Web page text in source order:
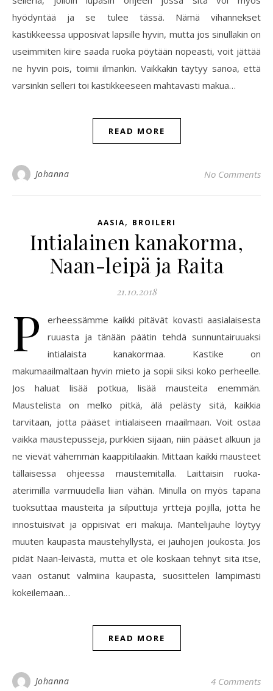
hyödyntää ja se tulee tässä. Nämä vihannekset
kastikkeessa upposivat lapsille hyvin, mutta jos sinullakin on
useimmiten kiire saada ruoka pöytään nopeasti, voit jättää
ne hyvin pois, toimii ilmankin. Vaikkakin täytyy sanoa, että
varsinkin selleri toi kastikkeeseen mahtavasti makua…
READ MORE
Johanna No Comments
AASIA, BROILERI
Intialainen kanakorma,
Naan-leipä ja Raita
21.10.2018
P
erheessämme kaikki pitävät kovasti aasialaisesta
ruuasta ja tänään päätin tehdä sunnuntairuuaksi
intialaista kanakormaa. Kastike on
makumaailmaltaan hyvin mieto ja sopii siksi koko perheelle.
Jos haluat lisää potkua, lisää mausteita enemmän.
Maustelista on melko pitkä, älä pelästy sitä, kaikkia
tarvitaan, jotta pääset intialaiseen maailmaan. Voit ostaa
vaikka maustepusseja, purkkien sijaan, niin pääset alkuun ja
ne vievät vähemmän kaappitilaakin. Mittaan kaikki mausteet
tällaisessa ohjeessa maustemitalla. Laittaisin ruoka-
aterimilla varmuudella liian vähän. Minulla on myös tapana
tuoksuttaa mausteita ja silputtuja yrttejä pojilla, jotta he
innostuisivat ja oppisivat eri makuja. Mantelijauhe löytyy
muuten kaupasta maustehyllystä, ei jauhojen joukosta. Jos
pidät Naan-leivästä, mutta et ole koskaan tehnyt sitä itse,
vaan ostanut valmiina kaupasta, suosittelen lämpimästi
kokeilemaan…
READ MORE
Johanna 4 Comments